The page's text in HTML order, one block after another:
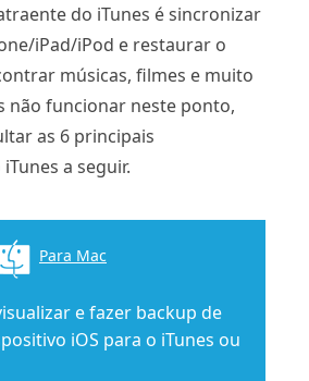
do iTunes é sincronizar
iPad/iPod e restaurar o
músicas, filmes e muito
não funcionar neste ponto,
as 6 principais
a seguir.
Para Mac
e fazer backup de
iOS para o iTunes ou